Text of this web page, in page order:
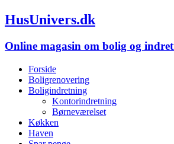
HusUnivers.dk
Online magasin om bolig og
Forside
Boligrenovering
Boligindretning
Kontorindretning
Børneværelset
Køkken
Haven